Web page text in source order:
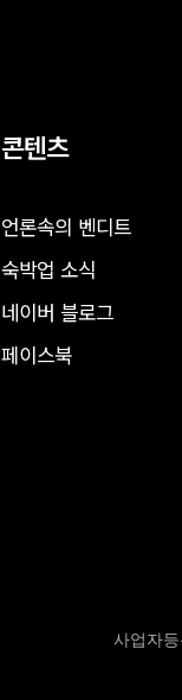
콘텐츠
언론속의 벤디트
숙박업 소식
네이버 블로그
페이스북
사업자